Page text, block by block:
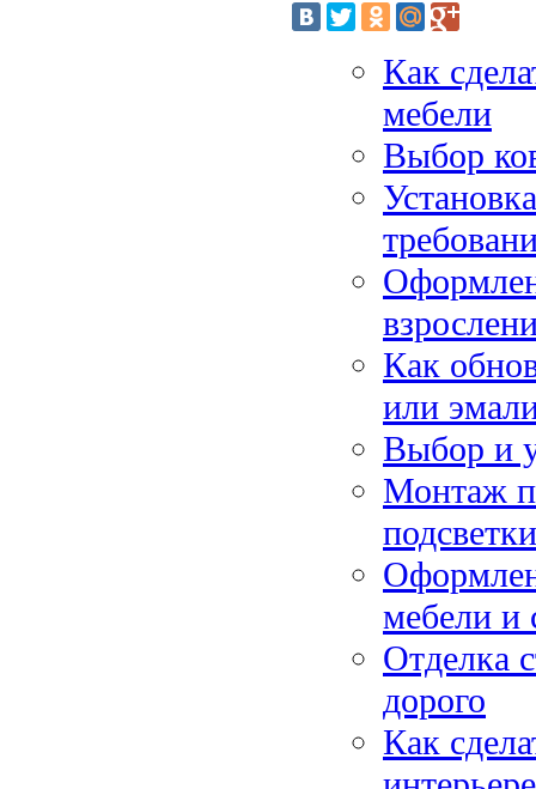
Как
мебели
Выбор
Как
или
Выбор и
Монтаж
подсветки
мебели и
Отделка
дорого
Как